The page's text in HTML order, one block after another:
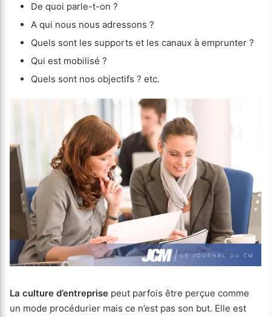
De quoi parle-t-on ?
A qui nous nous adressons ?
Quels sont les supports et les canaux à emprunter ?
Qui est mobilisé ?
Quels sont nos objectifs ? etc.
La culture d’entreprise peut parfois être perçue comme
un mode procédurier mais ce n’est pas son but. Elle est